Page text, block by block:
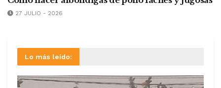
27 JULIO - 2026
Lo más leído: